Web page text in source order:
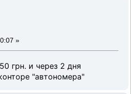
»
грн. и через 2 дня
"автономера"